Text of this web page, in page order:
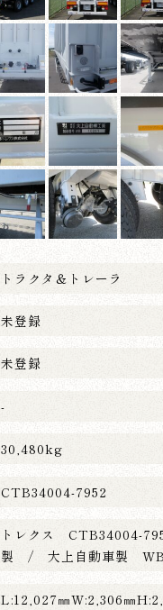
トラクタ＆トレーラ
未登録
未登録
-
30,480kg
CTB34004-7952
トレクス CTB34004-
製 / 大上自動車製
L:12,027㎜W:2,306㎜